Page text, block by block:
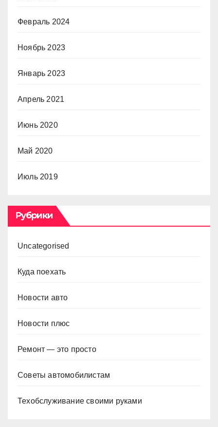
Февраль 2024
Ноябрь 2023
Январь 2023
Апрель 2021
Июнь 2020
Май 2020
Июль 2019
Рубрики
Uncategorised
Куда поехать
Новости авто
Новости плюс
Ремонт — это просто
Советы автомобилистам
Техобслуживание своими руками